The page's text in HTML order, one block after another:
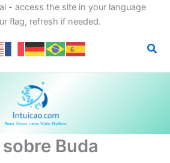
- access the site in your language
flag, refresh if needed.
Buda